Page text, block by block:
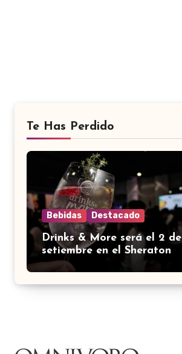
Te Has Perdido
Bebidas Destacado
Drinks & More será el 2 de
setiembre en el Sheraton